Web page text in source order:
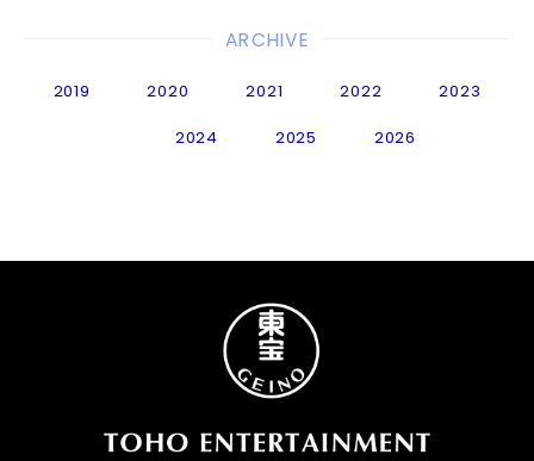
ARCHIVE
2019 2020 2021 2022 2023
2024 2025 2026